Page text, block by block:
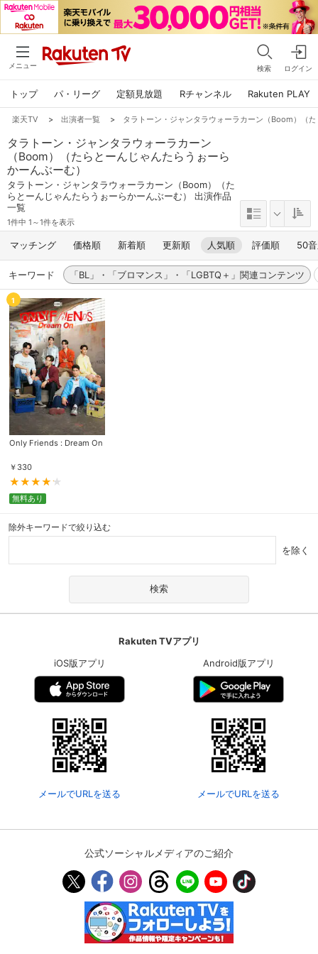
メニュー 検索 ログイン
トップ パ・リーグ 定額見放題 Rチャンネル Rakuten PLAY
楽天TV > 出演者一覧 > タラトーン・ジャンタラウォーラカーン（Boom）（
タラトーン・ジャンタラウォーラカーン
（Boom）（たらとーんじゃんたらうぉーら
かーんぶーむ）
タラトーン・ジャンタラウォーラカーン（Boom）（た
らとーんじゃんたらうぉーらかーんぶーむ） 出演作品
一覧
1件中 1～1件を表示
マッチング 価格順 新着順 更新順 人気順 評価順 50
キーワード 「BL」・「ブロマンス」・「LGBTQ＋」関連コンテンツ
1
Only Friends : Dream On
￥ 330
無料あり
除外キーワードで絞り込む
を除く
Rakuten TVアプリ
iOS版アプリ
メールでURLを送る
Android版アプリ
メールでURLを送る
公式ソーシャルメディアのご紹介